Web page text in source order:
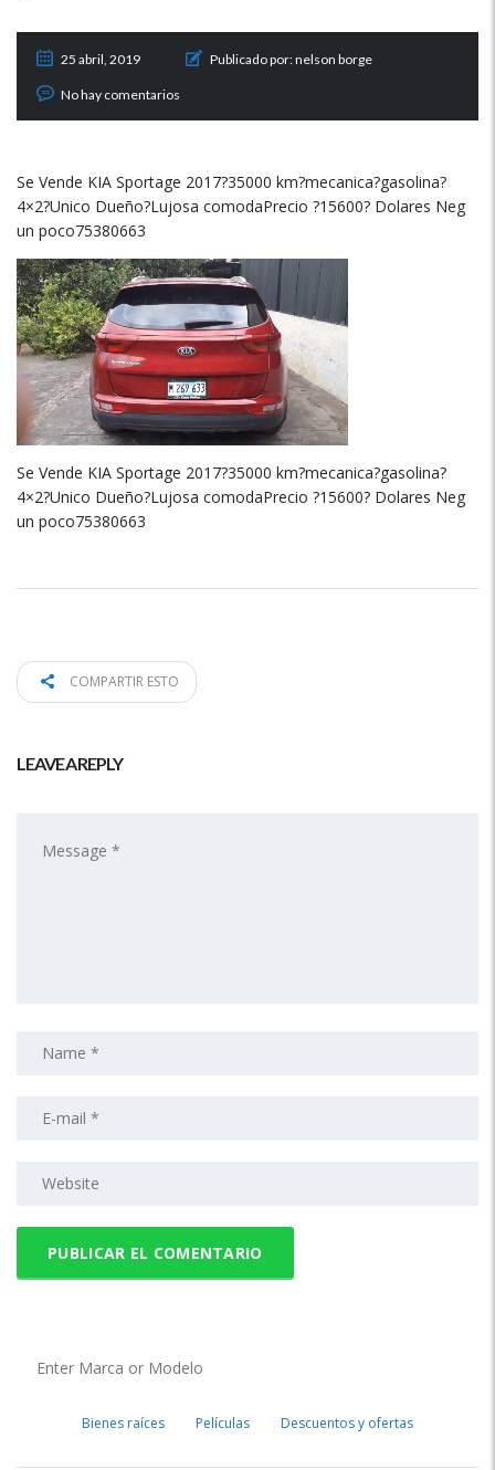
25 abril, 2019 Publicado por:nelson borge
No hay comentarios
Se Vende KIA Sportage 2017?35000 km?mecanica?gasolina?
4×2?Unico Dueño?Lujosa comodaPrecio ?15600? Dolares Neg
un poco75380663
Se Vende KIA Sportage 2017?35000 km?mecanica?gasolina?
4×2?Unico Dueño?Lujosa comodaPrecio ?15600? Dolares Neg
un poco75380663
COMPARTIR ESTO
LEAVE A REPLY
Bienes raíces Películas Descuentos y ofertas